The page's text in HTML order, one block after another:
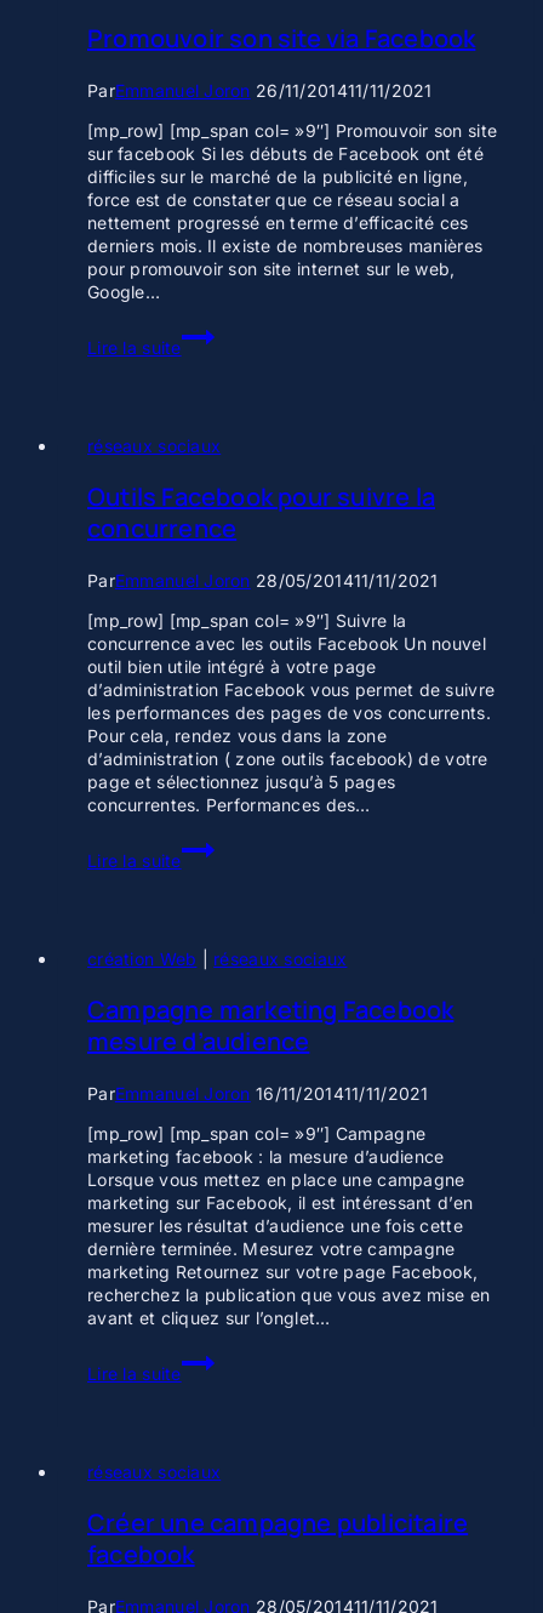
Promouvoir son site via Facebook
ParEmmanuel Joron 26/11/201411/11/2021
[mp_row] [mp_span col= »9″] Promouvoir son site
sur facebook Si les débuts de Facebook ont été
difficiles sur le marché de la publicité en ligne,
force est de constater que ce réseau social a
nettement progressé en terme d’efficacité ces
derniers mois. Il existe de nombreuses manières
pour promouvoir son site internet sur le web,
Google…
Lire la suite
Promouvoir
son
réseaux sociaux
Outils Facebook pour suivre la
concurrence
ParEmmanuel Joron 28/05/201411/11/2021
[mp_row] [mp_span col= »9″] Suivre la
concurrence avec les outils Facebook Un nouvel
outil bien utile intégré à votre page
d’administration Facebook vous permet de suivre
les performances des pages de vos concurrents.
Pour cela, rendez vous dans la zone
d’administration ( zone outils facebook) de votre
page et sélectionnez jusqu’à 5 pages
concurrentes. Performances des…
Lire la suite
Outils
Facebook
concurrence
création Web réseaux sociaux
Campagne marketing Facebook
mesure d’audience
ParEmmanuel Joron 16/11/201411/11/2021
[mp_row] [mp_span col= »9″] Campagne
marketing facebook : la mesure d’audience
Lorsque vous mettez en place une campagne
marketing sur Facebook, il est intéressant d’en
mesurer les résultat d’audience une fois cette
dernière terminée. Mesurez votre campagne
marketing Retournez sur votre page Facebook,
recherchez la publication que vous avez mise en
avant et cliquez sur l’onglet…
Lire la suite
Campagne
marketing
réseaux sociaux
Créer une campagne publicitaire
facebook
ParEmmanuel Joron 28/05/201411/11/2021